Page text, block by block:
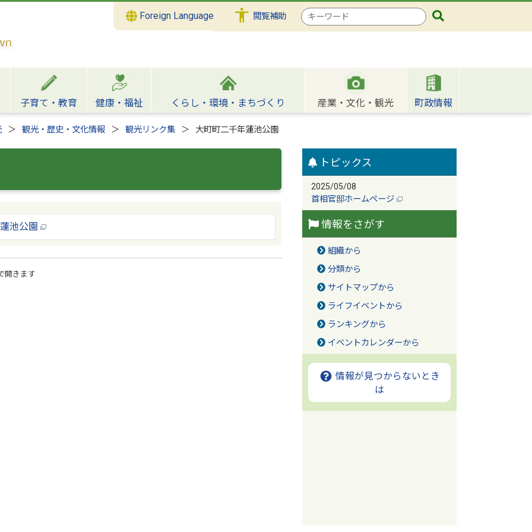
Foreign Language 閲覧補助
検
索
子育て・教育 健康・福祉 くらし・環境・まちづくり 産業・文化・観光 町政情報
観光・歴史・文化情報 観光リンク集 大町町二千年蓮池公園
池公園
開きます
トピックス
2025/05/08
首相官邸ホームページ
情報をさがす
組織から
分類から
サイトマップから
ライフイベントから
ランキングから
イベントカレンダーから
情報が見つからないとき
は